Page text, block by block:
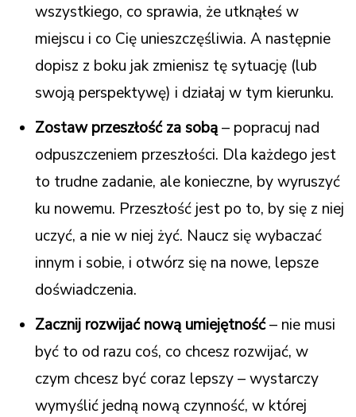
wszystkiego, co sprawia, że utknąłeś w
miejscu i co Cię unieszczęśliwia. A następnie
dopisz z boku jak zmienisz tę sytuację (lub
swoją perspektywę) i działaj w tym kierunku.
Zostaw przeszłość za sobą– popracuj nad
odpuszczeniem przeszłości. Dla każdego jest
to trudne zadanie, ale konieczne, by wyruszyć
ku nowemu. Przeszłość jest po to, by się z niej
uczyć, a nie w niej żyć. Naucz się wybaczać
innym i sobie, i otwórz się na nowe, lepsze
doświadczenia.
Zacznij rozwijać nową umiejętność– nie musi
być to od razu coś, co chcesz rozwijać, w
czym chcesz być coraz lepszy – wystarczy
wymyślić jedną nową czynność, w której